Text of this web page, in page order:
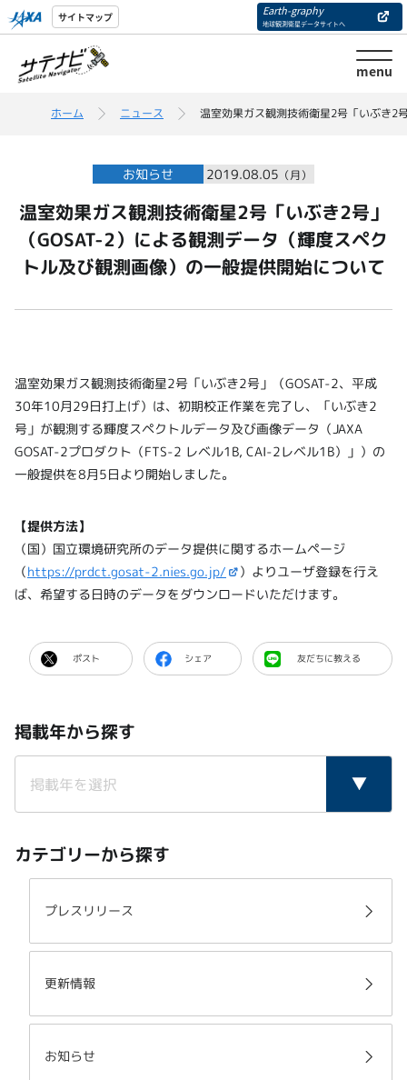
サイトマップ Earth-graphy
地球観測衛星データサイトへ
menu
ホーム ニュース 温室効果ガス観測技術衛星2号「いぶき2
お知らせ 2019.08.05 （月）
温室効果ガス観測技術衛星2号「いぶき2号」
（GOSAT-2）による観測データ（輝度スペク
トル及び観測画像）の一般提供開始について
温室効果ガス観測技術衛星2号「いぶき2号」（GOSAT-2、平成
30年10月29日打上げ）は、初期校正作業を完了し、「いぶき2
号」が観測する輝度スペクトルデータ及び画像データ（JAXA
GOSAT-2プロダクト（FTS-2 レベル1B, CAI-2レベル1B）」）の
一般提供を8月5日より開始しました。
【提供方法】
（国）国立環境研究所のデータ提供に関するホームページ
（https://prdct.gosat-2.nies.go.jp/
）よりユーザ登録を行え
ば、希望する日時のデータをダウンロードいただけます。
ポスト シェア 友だちに教える
掲載年から探す
カテゴリーから探す
プレスリリース
更新情報
お知らせ